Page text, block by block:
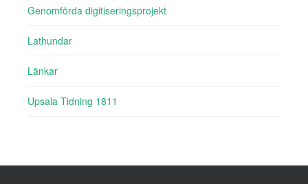
Genomförda digitiseringsprojekt
Lathundar
Länkar
Upsala Tidning 1811